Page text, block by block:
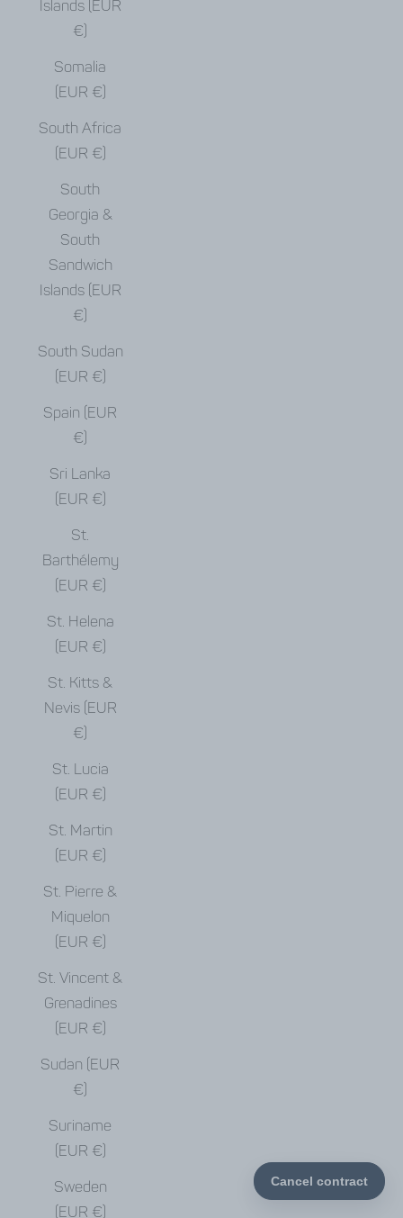
Islands (EUR
€)
Somalia
(EUR €)
South Africa
(EUR €)
South
Georgia &
South
Sandwich
Islands (EUR
€)
South Sudan
(EUR €)
Spain (EUR
€)
Sri Lanka
(EUR €)
St.
Barthélemy
(EUR €)
St. Helena
(EUR €)
St. Kitts &
Nevis (EUR
€)
St. Lucia
(EUR €)
St. Martin
(EUR €)
St. Pierre &
Miquelon
(EUR €)
St. Vincent &
Grenadines
(EUR €)
Sudan (EUR
€)
Suriname
(EUR €)
Sweden
(EUR €)